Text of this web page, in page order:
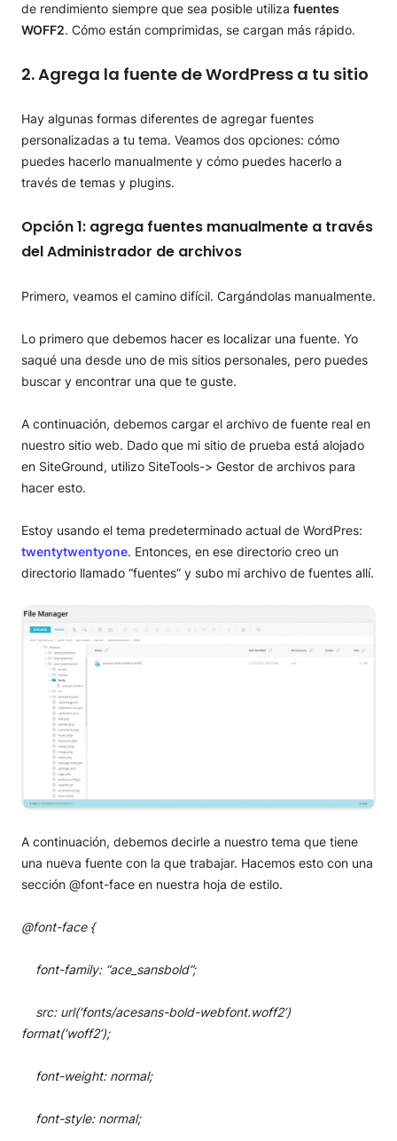
de rendimiento siempre que sea posible utiliza fuentes
WOFF2. Cómo están comprimidas, se cargan más rápido.
2. Agrega la fuente de WordPress a tu sitio
Hay algunas formas diferentes de agregar fuentes
personalizadas a tu tema. Veamos dos opciones: cómo
puedes hacerlo manualmente y cómo puedes hacerlo a
través de temas y plugins.
Opción 1: agrega fuentes manualmente a través
del Administrador de archivos
Primero, veamos el camino difícil. Cargándolas manualmente.
Lo primero que debemos hacer es localizar una fuente. Yo
saqué una desde uno de mis sitios personales, pero puedes
buscar y encontrar una que te guste.
A continuación, debemos cargar el archivo de fuente real en
nuestro sitio web. Dado que mi sitio de prueba está alojado
en SiteGround, utilizo SiteTools-> Gestor de archivos para
hacer esto.
Estoy usando el tema predeterminado actual de WordPres:
twentytwentyone. Entonces, en ese directorio creo un
directorio llamado “fuentes” y subo mi archivo de fuentes allí.
A continuación, debemos decirle a nuestro tema que tiene
una nueva fuente con la que trabajar. Hacemos esto con una
sección @font-face en nuestra hoja de estilo.
@font-face {
font-family: “ace_sansbold”;
src: url(‘fonts/acesans-bold-webfont.woff2’)
format(‘woff2’);
font-weight: normal;
font-style: normal;